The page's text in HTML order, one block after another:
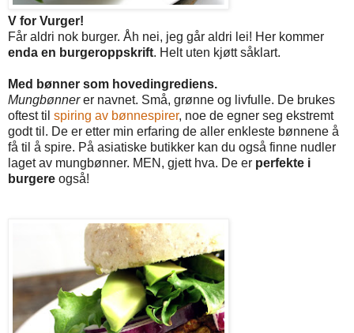
V for Vurger!
Får aldri nok burger. Åh nei, jeg går aldri lei! Her kommer
enda en burgeroppskrift. Helt uten kjøtt såklart.
Med bønner som hovedingrediens.
Mungbønnerer navnet. Små, grønne og livfulle. De brukes
oftest til spiring av bønnespirer, noe de egner seg ekstremt
godt til. De er etter min erfaring de aller enkleste bønnene å
få til å spire. På asiatiske butikker kan du også finne nudler
laget av mungbønner. MEN, gjett hva. De er perfekte i
burgere også!